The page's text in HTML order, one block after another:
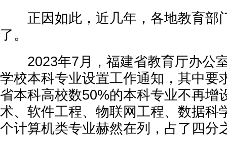
正因如此，近几年，各地教育部
了。
2023年7月，福建省教育厅办公
学校本科专业设置工作通知，其中要
省本科高校数50%的本科专业不再增
术、软件工程、物联网工程、数据科
个计算机类专业赫然在列，占了四分